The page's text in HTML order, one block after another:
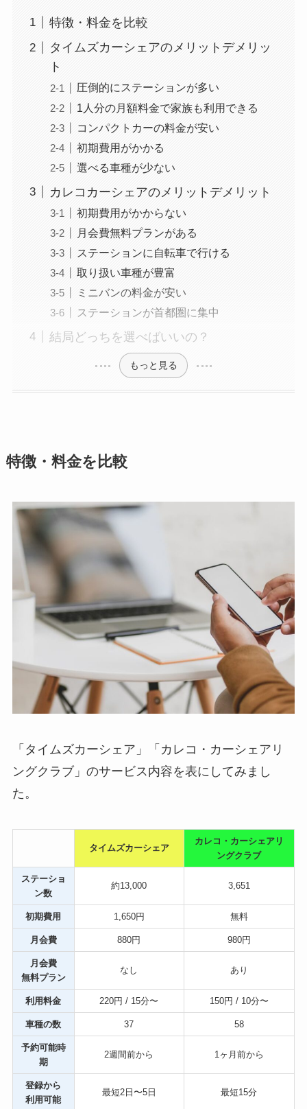
特徴・料金を比較
タイムズカーシェアのメリットデメリッ
ト
圧倒的にステーションが多い
1人分の月額料金で家族も利用できる
コンパクトカーの料金が安い
初期費用がかかる
選べる車種が少ない
カレコカーシェアのメリットデメリット
初期費用がかからない
月会費無料プランがある
ステーションに自転車で行ける
取り扱い車種が豊富
ミニバンの料金が安い
ステーションが首都圏に集中
結局どっちを選べばいいの？
もっと見る
特徴・料金を比較
「タイムズカーシェア」「カレコ・カーシェアリ
ングクラブ」のサービス内容を表にしてみまし
た。
タイムズカーシェア
カレコ・カーシェアリ
ングクラブ
ステーショ
ン数
約13,000 3,651
初期費用 1,650円 無料
月会費 880円 980円
月会費
無料プラン
なし あり
利用料金 220円 / 15分〜 150円 / 10分〜
車種の数 37 58
予約可能時
期
2週間前から 1ヶ月前から
登録から
利用可能
最短2日〜5日 最短15分